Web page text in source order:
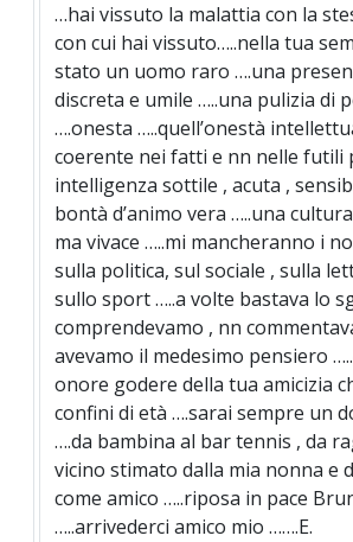
…hai vissuto la malattia con la
con cui hai vissuto…..nella tua
stato un uomo raro ….una
discreta e umile …..una pulizia di
….onesta …..quell’onestà
coerente nei fatti e nn nelle futili
intelligenza sottile , acuta ,
bontà d’animo vera …..una
ma vivace …..mi mancheranno i
sulla politica, sul sociale , sulla
sullo sport …..a volte bastava lo
comprendevamo , nn
avevamo il medesimo pensiero
onore godere della tua amicizia
confini di età ….sarai sempre un
….da bambina al bar tennis , da
vicino stimato dalla mia nonna e
come amico …..riposa in pace
…..arrivederci amico mio …….E.